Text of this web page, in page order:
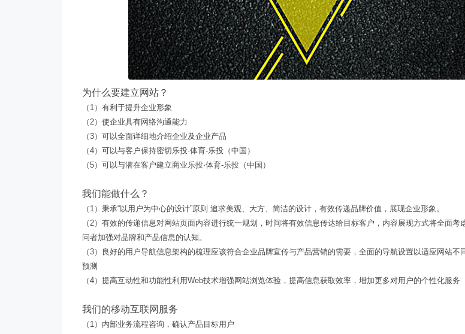
勤于沟通 微于细
Hi，能找到这里，所以我们只解决问题，不
为什么要建立网站？
（1）有利于提升企业形象
（2）使企业具有网络沟通能力
（3）可以全面详细地介绍企业及企业产品
（4）可以与客户保持密切乐投·体育-乐投（中国）
（5）可以与潜在客户建立商业乐投·体育-乐投（中国）
我们能做什么？
（1）秉承“以用户为中心的设计”原则 追求美观、大方、简洁的设计，有效传递品牌价值，展现企业形象。
（2）有效的传递信息对网站页面内容进行统一规划，时间将有效信息传达给目标客户，内容展现方式将全面考
问者加强对品牌和产品信息的认知。
（3）良好的用户导航信息架构的梳理应该符合企业品牌宣传与产品营销的需要，全面的导航设置以适应网站不
预测
（4）提高互动性和功能性利用Web技术增强网站浏览体验，提高信息获取效率，增加更多对用户的个性化服务
我们的移动互联网服务
（1）内部业务流程咨询，确认产品目标用户